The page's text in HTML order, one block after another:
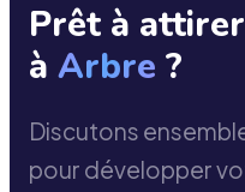
Prêt à
à Arbre ?
Discutons
pour développer